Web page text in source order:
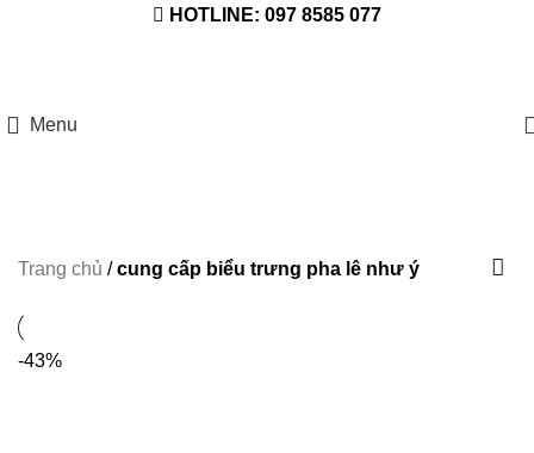
HOTLINE: 097 8585 077
Menu
Trang chủ /cung cấp biểu trưng pha lê như ý
-43%